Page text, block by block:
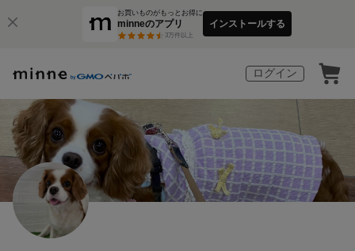
お買いものがもっとお得に
minneのアプリ
3万件以上
インストールする
ログイン